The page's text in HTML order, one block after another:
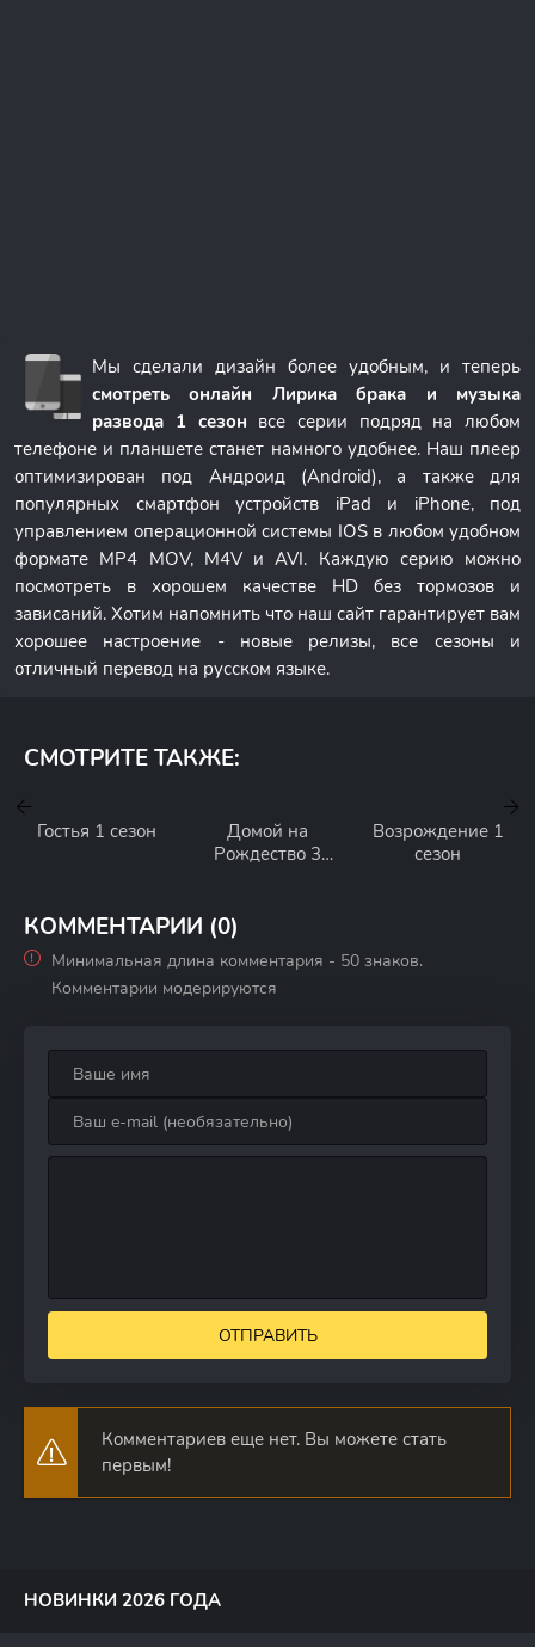
Мы сделали дизайн более удобным, и теперь
смотреть онлайн Лирика брака и музыка
развода 1 сезон все серии подряд на любом
телефоне и планшете станет намного удобнее. Наш плеер
оптимизирован под Андроид (Android), а также для
популярных смартфон устройств iPad и iPhone, под
управлением операционной системы IOS в любом удобном
формате MP4 MOV, M4V и AVI. Каждую серию можно
посмотреть в хорошем качестве HD без тормозов и
зависаний. Хотим напомнить что наш сайт гарантирует вам
хорошее настроение - новые релизы, все сезоны и
отличный перевод на русском языке.
СМОТРИТЕ ТАКЖЕ:
Гостья 1 сезон
Домой на
Рождество 3
Возрождение 1
сезон
КОММЕНТАРИИ (0)
Минимальная длина комментария - 50 знаков.
Комментарии модерируются
ОТПРАВИТЬ
Комментариев еще нет. Вы можете стать
первым!
НОВИНКИ 2026 ГОДА